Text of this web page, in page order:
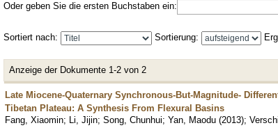
Oder geben Sie die ersten Buchstaben ein:
Sortiert nach: Sortierung:
Anzeige der Dokumente 1-2 von 2
Late Miocene-Quaternary Synchronous-But-Magnitude-
Tibetan Plateau: A Synthesis From Flexural Basins
Fang, Xiaomin; Li, Jijin; Song, Chunhui; Yan, Maodu (2013);